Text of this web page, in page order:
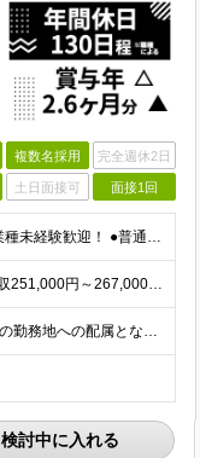
複数名採用 完全週休2日
土日面接可 面接1回
＜ご応募いただいた方【全員と面接】いたします！＞ ●学歴不問、職種・業種未経験歓迎！ ●普通自動車免許をお持ちの方（AT限定可） ●65歳未満の方（定年年齢を上限とするため） 【こういった方も大歓迎
★賞与年2回（昨年度実績2.6ヶ月分）支給 ★想定年収400万円～ ★想定月収251,000円～267,000円 ★入社祝い金15万円あり（規定あり） 月給221,000円～236,000円＋残業手
★勤務地は神奈川県内のみ（全15拠点から希望を考慮） ※以下のいずれかの勤務地への配属となります ※車・バイク通勤OK ※転居を伴う転勤はありません ・神奈川県藤沢市朝日町（最寄り駅：藤沢駅） ・神
検討中に入れる